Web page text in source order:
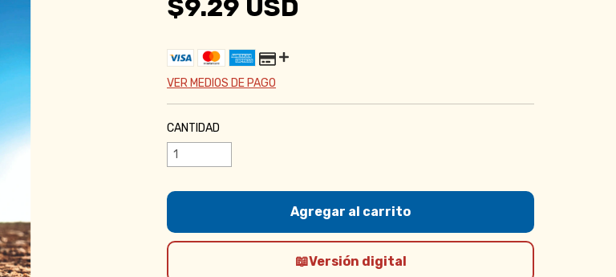
$9.29 USD
VER MEDIOS DE PAGO
CANTIDAD
Versión digital